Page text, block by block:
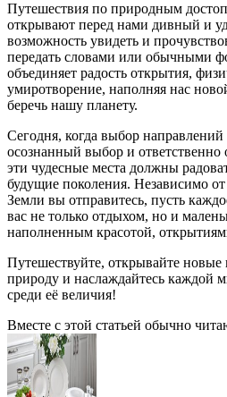
Путешествия по природным
открывают перед нами дивный и
возможность увидеть и
передать словами или обычными
объединяет радость открытия,
умиротворение, наполняя нас
беречь нашу планету.
Сегодня, когда выбор
осознанный выбор и ответственно
эти чудесные места должны
будущие поколения. Независимо
Земли вы отправитесь, пусть
вас не только отдыхом, но и
наполненным красотой,
Путешествуйте, открывайте новые
природу и наслаждайтесь каждой
среди её величия!
Вместе с этой статьей обычно